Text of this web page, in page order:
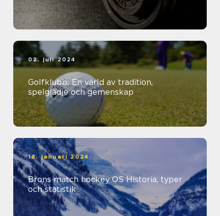
02. juli 2024
Golfklubb: En värld av tradition,
spelglädje och gemenskap
18. januari 2024
Brons match hockey OS Historia, typer
och statistik